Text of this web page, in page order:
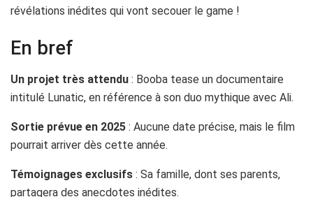
révélations inédites qui vont secouer le game !
En bref
Un projet très attendu : Booba tease un documentaire
intitulé Lunatic, en référence à son duo mythique avec Ali.
Sortie prévue en 2025 : Aucune date précise, mais le film
pourrait arriver dès cette année.
Témoignages exclusifs : Sa famille, dont ses parents,
partagera des anecdotes inédites.